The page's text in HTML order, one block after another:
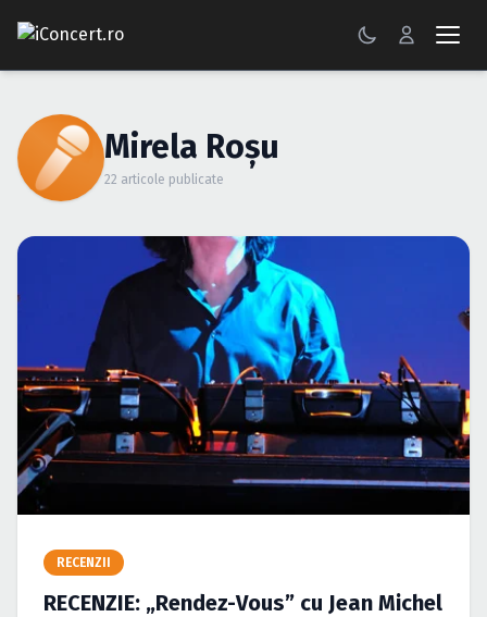
FESTIVALURI
PETRECERI
ŞTIRI
RECENZII
GALERII FOTO
BILETE
Autentificare
Mirela Roşu
22 articole publicate
RECENZII
RECENZIE: „Rendez-Vous” cu Jean Michel